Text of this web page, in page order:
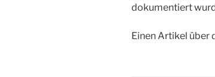
dokumentiert
Einen Artikel über